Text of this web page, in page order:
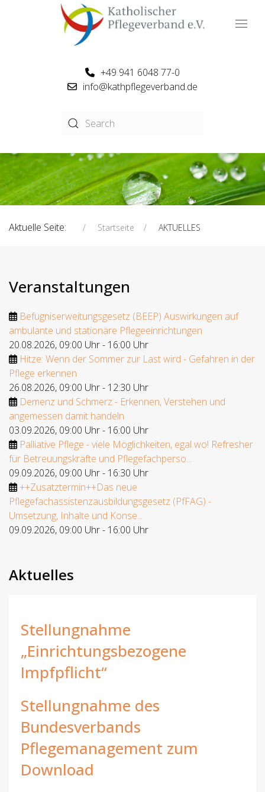
+49 941 6048 77-0
info@kathpflegeverband.de
Aktuelle Seite: Startseite AKTUELLES
Veranstaltungen
Befugniserweitungsgesetz (BEEP) Auswirkungen auf
ambulante und stationäre Pflegeeinrichtungen
20.08.2026, 09:00 Uhr- 16:00 Uhr
Hitze: Wenn der Sommer zur Last wird - Gefahren in der
Pflege erkennen
26.08.2026, 09:00 Uhr- 12:30 Uhr
Demenz und Schmerz - Erkennen, Verstehen und
angemessen damit handeln
03.09.2026, 09:00 Uhr- 16:00 Uhr
Palliative Pflege - viele Möglichkeiten, egal wo! Refresher
für Betreuungskräfte und Pflegefachperso...
09.09.2026, 09:00 Uhr- 16:30 Uhr
++Zusatztermin++Das neue
Pflegefachassistenzausbildungsgesetz (PfFAG) -
Umsetzung, Inhalte und Konse...
09.09.2026, 09:00 Uhr- 16:00 Uhr
Aktuelles
Stellungnahme
„Einrichtungsbezogene
Impfpflicht“
Stellungnahme des
Bundesverbands
Pflegemanagement zum
Download